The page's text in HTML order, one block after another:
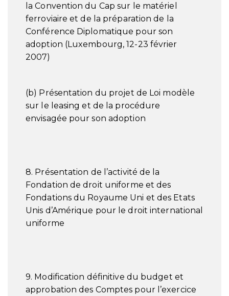
la Convention du Cap sur le matériel
ferroviaire et de la préparation de la
Conférence Diplomatique pour son
adoption (Luxembourg, 12-23 février
2007)
(b) Présentation du projet de Loi modèle
sur le leasing et de la procédure
envisagée pour son adoption
8. Présentation de l’activité de la
Fondation de droit uniforme et des
Fondations du Royaume Uni et des Etats
Unis d’Amérique pour le droit international
uniforme
9. Modification définitive du budget et
approbation des Comptes pour l’exercice